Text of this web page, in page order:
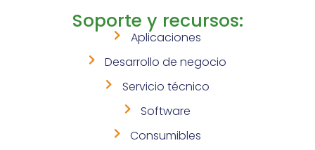
Soporte y recursos:
Aplicaciones
Desarrollo de negocio
Servicio técnico
Software
Consumibles